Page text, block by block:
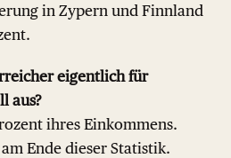
in Zypern und Finnland
eigentlich für
aus?
ihres Einkommens.
Ende dieser Statistik.